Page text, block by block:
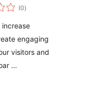
(0total
de
)
increase
engaging
visitors and
…